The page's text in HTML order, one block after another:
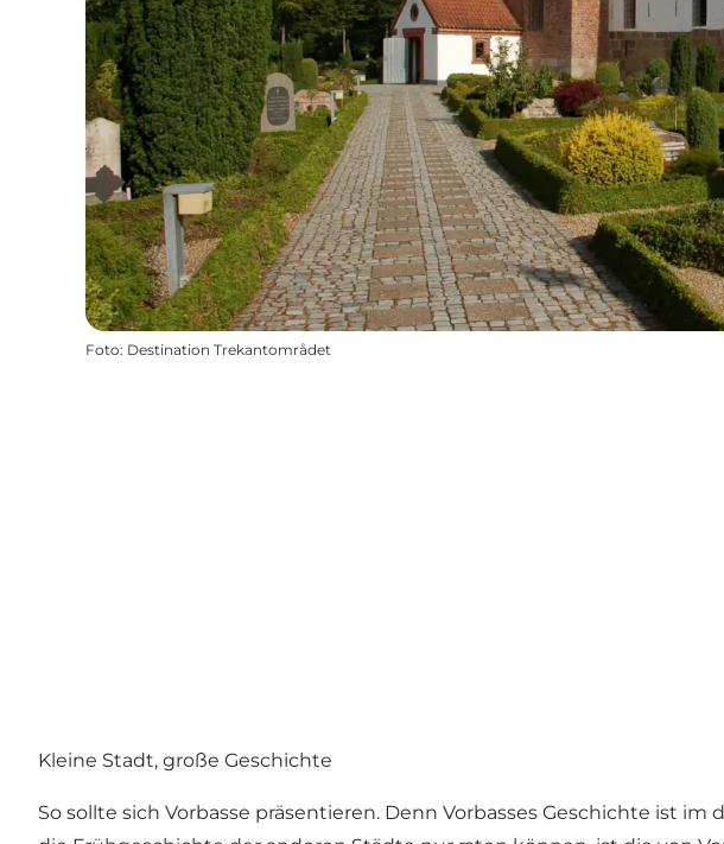
Foto: Destination Trekantområdet
Kleine Stadt, große Geschichte
So sollte sich Vorbasse präsentieren. Denn Vorbasses Geschichte ist